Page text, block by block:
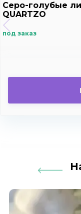
Серо-голубые
QUARTZO
под заказ